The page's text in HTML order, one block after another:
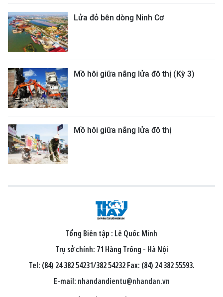
Lửa đỏ bên dòng Ninh Cơ
Mồ hôi giữa nắng lửa đô thị (Kỳ 3)
Mồ hôi giữa nắng lửa đô thị
Tổng Biên tập : Lê Quốc Minh
Trụ sở chính: 71 Hàng Trống - Hà Nội
Tel: (84) 24 382 54231/382 54232 Fax: (84) 24 382 55593.
E-mail: nhandandientu@nhandan.vn